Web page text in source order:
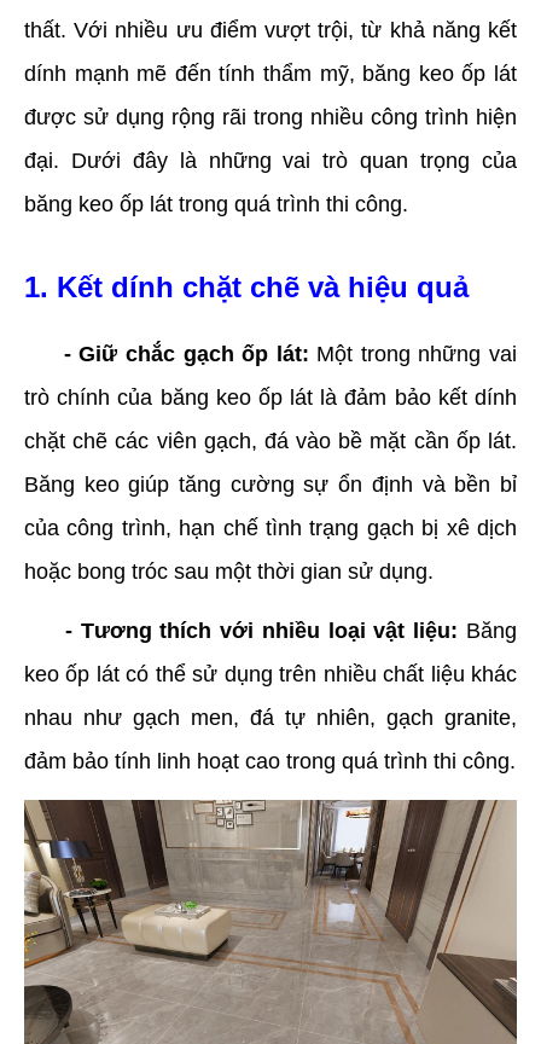
thất. Với nhiều ưu điểm vượt trội, từ khả năng kết
dính mạnh mẽ đến tính thẩm mỹ, băng keo ốp lát
được sử dụng rộng rãi trong nhiều công trình hiện
đại. Dưới đây là những vai trò quan trọng của
băng keo ốp lát trong quá trình thi công.
1. Kết dính chặt chẽ và hiệu quả
- Giữ chắc gạch ốp lát: Một trong những vai
trò chính của băng keo ốp lát là đảm bảo kết dính
chặt chẽ các viên gạch, đá vào bề mặt cần ốp lát.
Băng keo giúp tăng cường sự ổn định và bền bỉ
của công trình, hạn chế tình trạng gạch bị xê dịch
hoặc bong tróc sau một thời gian sử dụng.
- Tương thích với nhiều loại vật liệu: Băng
keo ốp lát có thể sử dụng trên nhiều chất liệu khác
nhau như gạch men, đá tự nhiên, gạch granite,
đảm bảo tính linh hoạt cao trong quá trình thi công.